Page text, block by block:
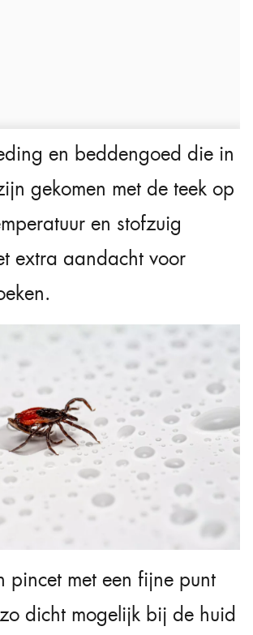
en beddengoed die in
gekomen met de teek op
en stofzuig
extra aandacht voor
pincet met een fijne punt
dicht mogelijk bij de huid